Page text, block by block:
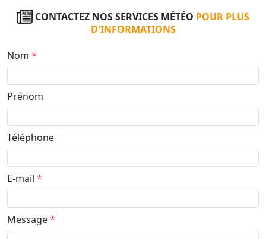
CONTACTEZ NOS SERVICES MÉTÉO POUR PLUS
D'INFORMATIONS
Nom *
Prénom
Téléphone
E-mail *
Message*